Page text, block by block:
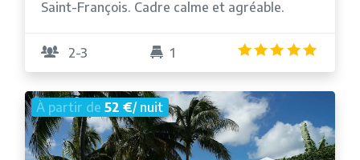
Saint-François. Cadre calme et agréable.
2-3 1
À partir de52 €/ nuit